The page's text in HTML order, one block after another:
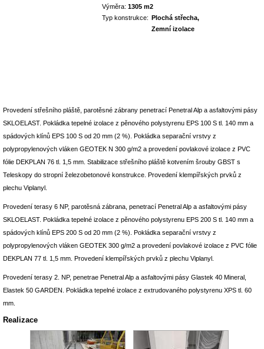
Výměra: 1305 m2
Typ konstrukce: Plochá střecha,
Zemní izolace
Provedení střešního pláště, parotěsné zábrany penetrací Penetral Alp a asfaltovými pásy
SKLOELAST. Pokládka tepelné izolace z pěnového polystyrenu EPS 100 S tl. 140 mm a
spádových klínů EPS 100 S od 20 mm (2 %). Pokládka separační vrstvy z
polypropylenových vláken GEOTEK N 300 g/m2 a provedení povlakové izolace z PVC
fólie DEKPLAN 76 tl. 1,5 mm. Stabilizace střešního pláště kotvením šrouby GBST s
Teleskopy do stropní železobetonové konstrukce. Provedení klempířských prvků z
plechu Viplanyl.
Provedení terasy 6 NP, parotěsná zábrana, penetrací Penetral Alp a asfaltovými pásy
SKLOELAST. Pokládka tepelné izolace z pěnového polystyrenu EPS 200 S tl. 140 mm a
spádových klínů EPS 200 S od 20 mm (2 %). Pokládka separační vrstvy z
polypropylenových vláken GEOTEK 300 g/m2 a provedení povlakové izolace z PVC fólie
DEKPLAN 77 tl. 1,5 mm. Provedení klempířských prvků z plechu Viplanyl.
Provedení terasy 2. NP, penetrae Penetral Alp a asfaltovými pásy Glastek 40 Mineral,
Elastek 50 GARDEN. Pokládka tepelné izolace z extrudovaného polystyrenu XPS tl. 60
mm.
Realizace